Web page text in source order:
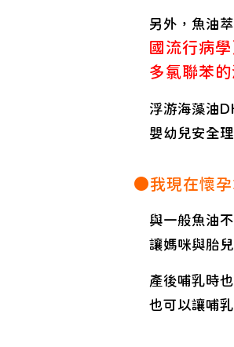
另外，魚油
國流行病
多氯聯苯
浮游海藻油
嬰幼兒安全
●我現在懷孕
與一般魚油
讓媽咪與胎
產後哺乳時
也可以讓哺